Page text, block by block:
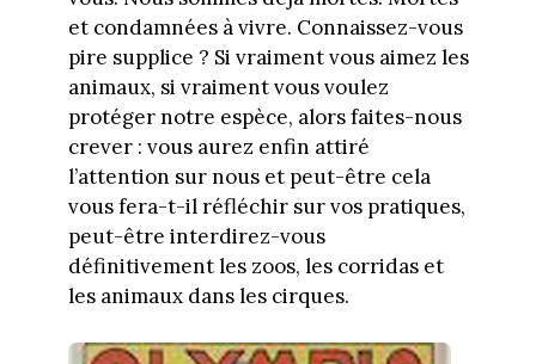
et condamnées à vivre. Connaissez-vous
pire supplice ? Si vraiment vous aimez les
animaux, si vraiment vous voulez
protéger notre espèce, alors faites-nous
crever : vous aurez enfin attiré
l’attention sur nous et peut-être cela
vous fera-t-il réfléchir sur vos pratiques,
peut-être interdirez-vous
définitivement les zoos, les corridas et
les animaux dans les cirques.